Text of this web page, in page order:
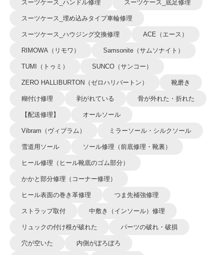
スーツケース_ハンドル修理 スーツケース_底足修理
スーツケース_埋め込みタイプ車輪修理
スーツケース_ハウジング交換修理 ACE（エース）
RIMOWA（リモワ） Samsonite（サムソナイト）
TUMI（トゥミ） SUNCO（サンコー）
ZERO HALLIBURTON（ゼロハリバートン） 靴磨き
糊付け修理 剥がれている 骨が外れた・折れた
【配送修理】 オールソール
Vibram（ヴィブラム） ミラーソール・シルクソール
雪道用ソール ソール修理（前底修理・靴裏）
ヒール修理（ヒール靴底のゴム部分）
かかと部分修理（コーナー修理）
ヒール表面の巻き革修理 つま先補強修理
ストラップ取付 中敷き（インソール）修理
リュックの付け根が破れた パーツの破れ・破損
穴が空いた 内側がぼろぼろ